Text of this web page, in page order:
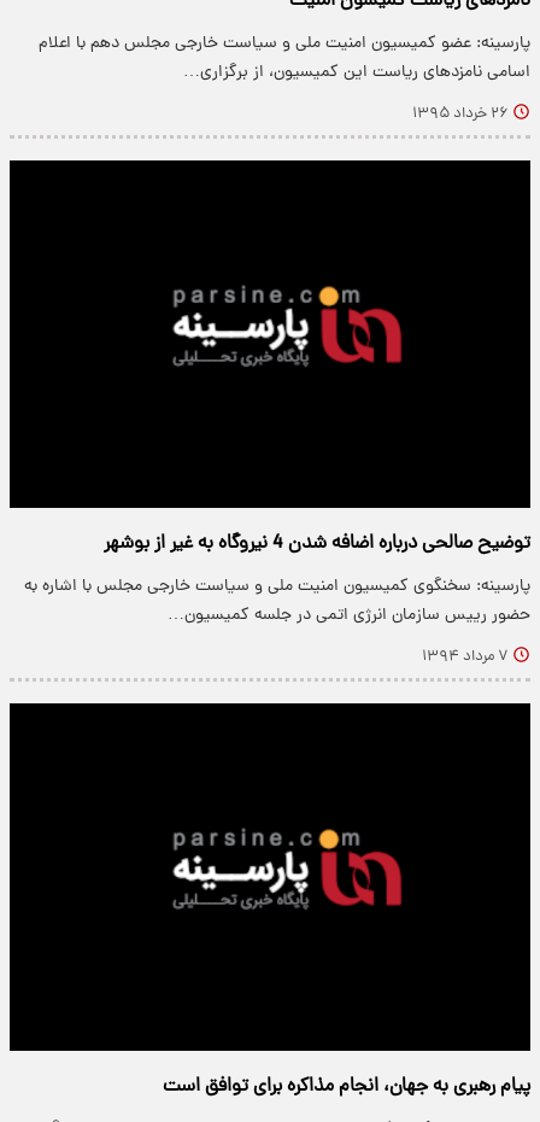
پارسینه: عضو کمیسیون امنیت ملی و سیاست خارجی مجلس دهم با اعلام
اسامی نامزدهای ریاست این کمیسیون، از برگزاری…
۲۶ خرداد ۱۳۹۵
توضیح صالحی درباره اضافه شدن 4 نیروگاه به غیر از بوشهر
پارسینه: سخنگوی کمیسیون امنیت ملی و سیاست خارجی مجلس با اشاره به
حضور رییس سازمان انرژی اتمی در جلسه کمیسیون…
۷ مرداد ۱۳۹۴
پیام رهبری به جهان، انجام مذاکره برای توافق است